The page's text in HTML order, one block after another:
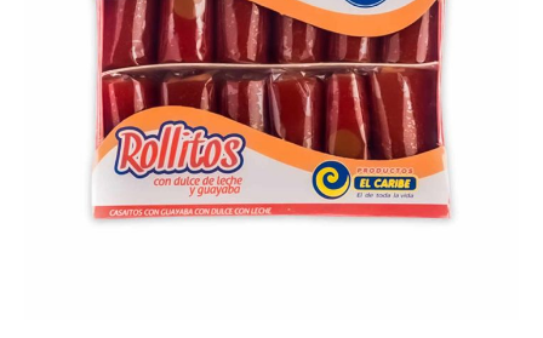
imágenes